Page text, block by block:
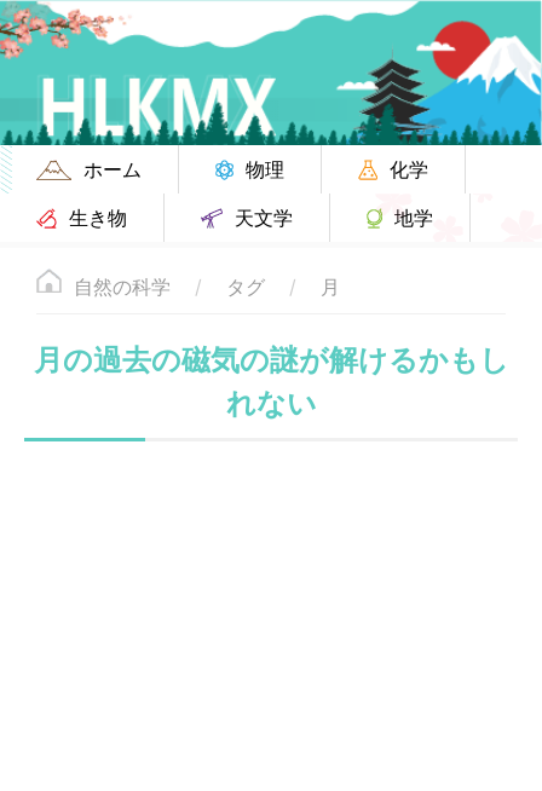
ホーム 物理
化学
生き物
天文学 地学
自然の科学 タグ 月
月の過去の磁気の謎が解けるかもし
れない